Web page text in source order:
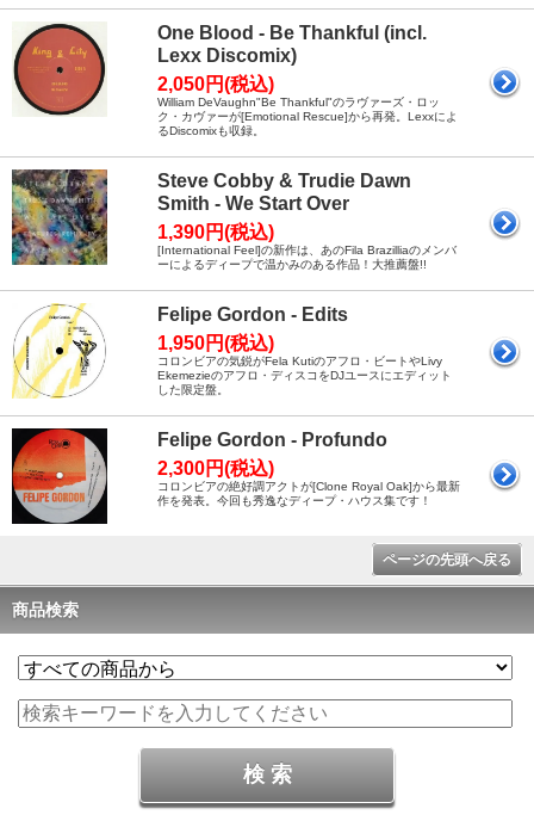
One Blood - Be Thankful (incl.
Lexx Discomix)
2,050円(税込)
William DeVaughn"Be Thankful"のラヴァーズ・ロッ
ク・カヴァーが[Emotional Rescue]から再発。Lexxによ
るDiscomixも収録。
Steve Cobby & Trudie Dawn
Smith - We Start Over
1,390円(税込)
[International Feel]の新作は、あのFila Brazilliaのメンバ
ーによるディープで温かみのある作品！大推薦盤!!
Felipe Gordon - Edits
1,950円(税込)
コロンビアの気鋭がFela Kutiのアフロ・ビートやLivy
Ekemezieのアフロ・ディスコをDJユースにエディット
した限定盤。
Felipe Gordon - Profundo
2,300円(税込)
コロンビアの絶好調アクトが[Clone Royal Oak]から最新
作を発表。今回も秀逸なディープ・ハウス集です！
ページの先頭へ戻る
商品検索